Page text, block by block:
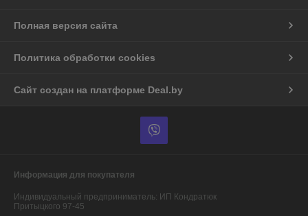
Полная версия сайта
Политика обработки cookies
Сайт создан на платформе Deal.by
Информация для покупателя
Индивидуальный предприниматель: ИП Кондратюк
Притыцкого 97-45